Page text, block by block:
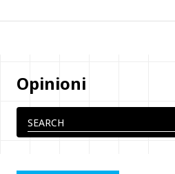
Opinioni